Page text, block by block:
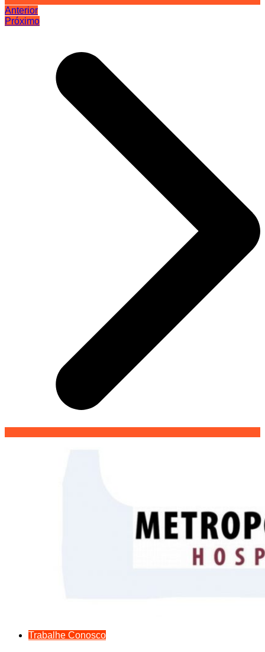
Anterior
Próximo
Trabalhe Conosco